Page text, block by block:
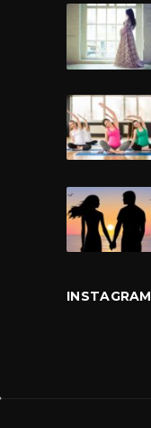
INSTAGRAM